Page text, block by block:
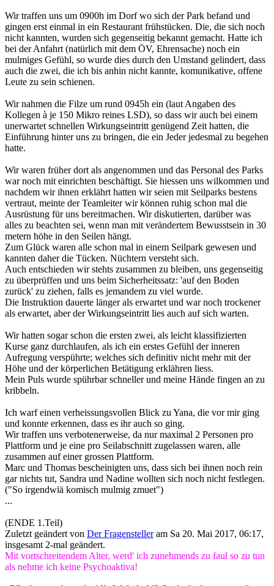
Wir traffen uns um 0900h im Dorf wo sich der Park befand und
gingen erst einmal in ein Restaurant frühstücken. Die, die sich noch
nicht kannten, wurden sich gegenseitig bekannt gemacht. Hatte ich
bei der Anfahrt (natürlich mit dem ÖV, Ehrensache) noch ein
mulmiges Gefühl, so wurde dies durch den Umstand gelindert, dass
auch die zwei, die ich bis anhin nicht kannte, komunikative, offene
Leute zu sein schienen.
Wir nahmen die Filze um rund 0945h ein (laut Angaben des
Kollegen à je 150 Mikro reines LSD), so dass wir auch bei einem
unerwartet schnellen Wirkungseintritt genügend Zeit hatten, die
Einführung hinter uns zu bringen, die ein Jeder jedesmal zu begehen
hatte.
Wir waren früher dort als angenommen und das Personal des Parks
war noch mit einrichten beschäftigt. Sie hiessen uns wilkommen und
nachdem wir ihnen erklährt hatten wir seien mit Seilparks bestens
vertraut, meinte der Teamleiter wir können ruhig schon mal die
Ausrüstung für uns bereitmachen. Wir diskutierten, darüber was
alles zu beachten sei, wenn man mit verändertem Bewusstsein in 30
metern höhe in den Seilen hängt.
Zum Glück waren alle schon mal in einem Seilpark gewesen und
kannten daher die Tücken. Nüchtern versteht sich.
Auch entschieden wir stehts zusammen zu bleiben, uns gegenseitig
zu überprüffen und uns beim Sicherheitssatz: 'auf den Boden
zurück' zu ziehen, falls es jemandem zu viel wurde.
Die Instruktion dauerte länger als erwartet und war noch trockener
als erwartet, aber der Wirkungseintritt lies auch auf sich warten.
Wir hatten sogar schon die ersten zwei, als leicht klassifizierten
Kurse ganz durchlaufen, als ich ein erstes Gefühl der inneren
Aufregung verspührte; welches sich definitiv nicht mehr mit der
Höhe und der körperlichen Betätigung erklähren liess.
Mein Puls wurde spührbar schneller und meine Hände fingen an zu
kribbeln.
Ich warf einen verheissungsvollen Blick zu Yana, die vor mir ging
und konnte erkennen, dass es ihr auch so ging.
Wir traffen uns verbotenerweise, da nur maximal 2 Personen pro
Plattform und je eine pro Seilabschnitt zugelassen waren, alle
zusammen auf einer grossen Plattform.
Marc und Thomas bescheinigten uns, dass sich bei ihnen noch rein
gar nichts tut, Sandra und Nadine wollten sich noch nicht festlegen.
("So irgendwiä komisch mulmig zmuet")
...
(ENDE 1.Teil)
Zuletzt geändert von Der Fragenstelleram Sa 20. Mai 2017, 06:17,
insgesamt 2-mal geändert.
Mit vortschreitendem Alter, werd' ich zunehmends zu faul so zu tun
als nehme ich keine Psychoaktiva!